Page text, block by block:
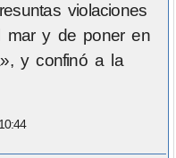
violaciones
mar y de poner en
y confinó a la